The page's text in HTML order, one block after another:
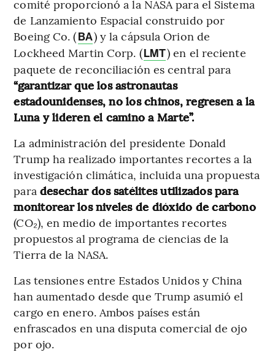
comité proporcionó a la NASA para el Sistema
de Lanzamiento Espacial construido por
Boeing Co. (BA) y la cápsula Orion de
Lockheed Martin Corp. (LMT) en el reciente
paquete de reconciliación es central para
“garantizar que los astronautas
estadounidenses, no los chinos, regresen a la
Luna y lideren el camino a Marte”.
La administración del presidente Donald
Trump ha realizado importantes recortes a la
investigación climática, incluida una propuesta
para desechar dos satélites utilizados para
monitorear los niveles de dióxido de carbono
(CO₂), en medio de importantes recortes
propuestos al programa de ciencias de la
Tierra de la NASA.
Las tensiones entre Estados Unidos y China
han aumentado desde que Trump asumió el
cargo en enero. Ambos países están
enfrascados en una disputa comercial de ojo
por ojo.